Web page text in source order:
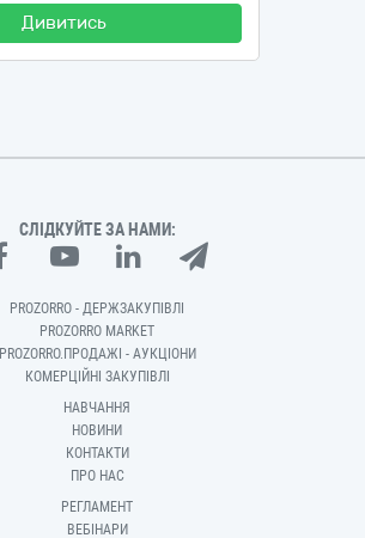
Дивитись
СЛІДКУЙТЕ ЗА НАМИ:
PROZORRO - ДЕРЖЗАКУПІВЛІ
PROZORRO MARKET
PROZORRO.ПРОДАЖІ - АУКЦІОНИ
КОМЕРЦІЙНІ ЗАКУПІВЛІ
НАВЧАННЯ
НОВИНИ
КОНТАКТИ
ПРО НАС
РЕГЛАМЕНТ
ВЕБІНАРИ